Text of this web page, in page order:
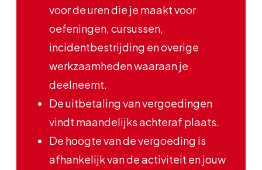
voor de uren die je maakt voor
oefeningen, cursussen,
incidentbestrijding en overige
werkzaamheden waaraan je
deelneemt.
De uitbetaling van vergoedingen
vindt maandelijks achteraf plaats.
De hoogte van de vergoeding is
afhankelijk van de activiteit en jouw